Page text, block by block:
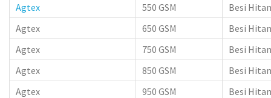
Agtex
550 GSM
Besi
Agtex
650 GSM
Besi
Agtex
750 GSM
Besi
Agtex
850 GSM
Besi
Agtex
950 GSM
Besi